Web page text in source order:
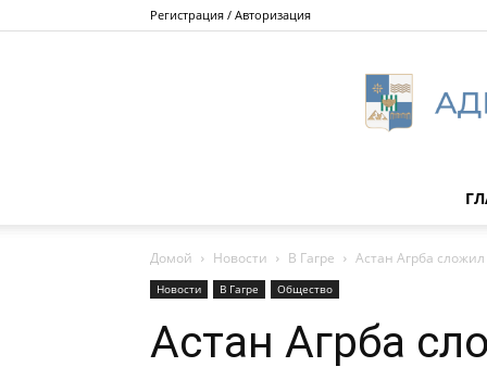
Регистрация / Авторизация
Домой Новости В Гагре Астан Агрба
Новости В Гагре Общество
Астан Агрба